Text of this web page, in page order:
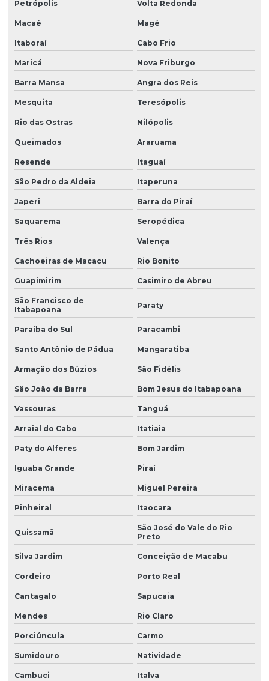
Petrópolis Volta Redonda
Macaé Magé
Itaboraí Cabo Frio
Maricá Nova Friburgo
Barra Mansa Angra dos Reis
Mesquita Teresópolis
Rio das Ostras Nilópolis
Queimados Araruama
Resende Itaguaí
São Pedro da Aldeia Itaperuna
Japeri Barra do Piraí
Saquarema Seropédica
Três Rios Valença
Cachoeiras de Macacu Rio Bonito
Guapimirim Casimiro de Abreu
São Francisco de
Itabapoana
Paraty
Paraíba do Sul Paracambi
Santo Antônio de Pádua Mangaratiba
Armação dos Búzios São Fidélis
São João da Barra Bom Jesus do Itabapoana
Vassouras Tanguá
Arraial do Cabo Itatiaia
Paty do Alferes Bom Jardim
Iguaba Grande Piraí
Miracema Miguel Pereira
Pinheiral Itaocara
Quissamã
São José do Vale do Rio
Preto
Silva Jardim Conceição de Macabu
Cordeiro Porto Real
Cantagalo Sapucaia
Mendes Rio Claro
Porciúncula Carmo
Sumidouro Natividade
Cambuci Italva